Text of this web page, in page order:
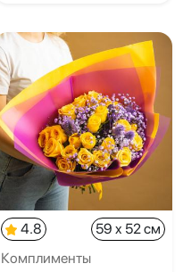
4.8
59 x 52 см
Комплименты